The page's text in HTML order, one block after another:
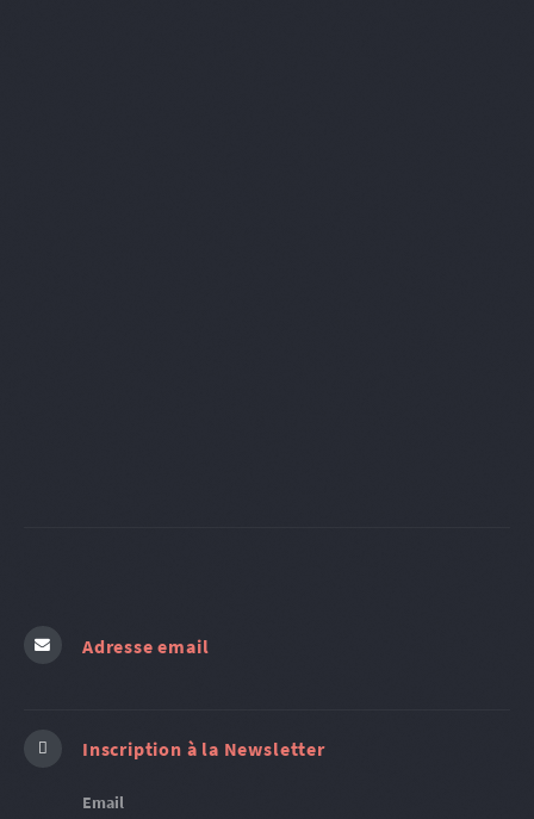
Adresse email
Inscription à la Newsletter
Email